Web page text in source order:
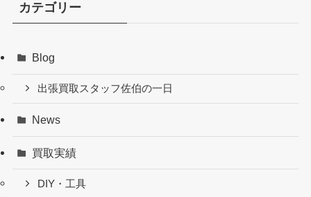
カテゴリー
Blog
出張買取スタッフ佐伯の一日
News
買取実績
DIY・工具